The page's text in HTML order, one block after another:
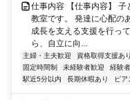
仕事内容 【仕事内容】
教室です。 発達に心配の
成長を支える支援を行っ
ら、自立に向...
主婦・主夫歓迎 資格取得支援あり
固定時間制
未経験者歓迎 経験
駅近5分以内
長期休暇あり ピア